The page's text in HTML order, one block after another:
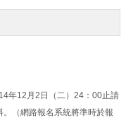
年12月2日（二）24：00止請
（網路報名系統將準時於報